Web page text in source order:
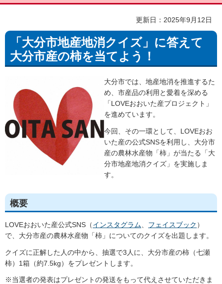
更新日：2025年9月12日
「大分市地産地消クイズ」に答えて
大分市産の柿を当てよう！
大分市では、地産地消を推進するた
め、市産品の利用と愛着を深める
「LOVEおおいた産プロジェクト」
を進めています。
今回、その一環として、LOVEおお
いた産の公式SNSを利用し、大分市
産の農林水産物「柿」が当たる「大
分市地産地消クイズ」を実施しま
す。
概要
LOVEおおいた産公式SNS（インスタグラム、 フェイスブック ）
で、大分市産の農林水産物「柿」についてのクイズを出題します。
クイズに正解した人の中から、抽選で3人に、大分市産の柿（七瀬
柿）1箱（約7.5kg）をプレゼントします。
※当選者の発表はプレゼントの発送をもって代えさせていただきま